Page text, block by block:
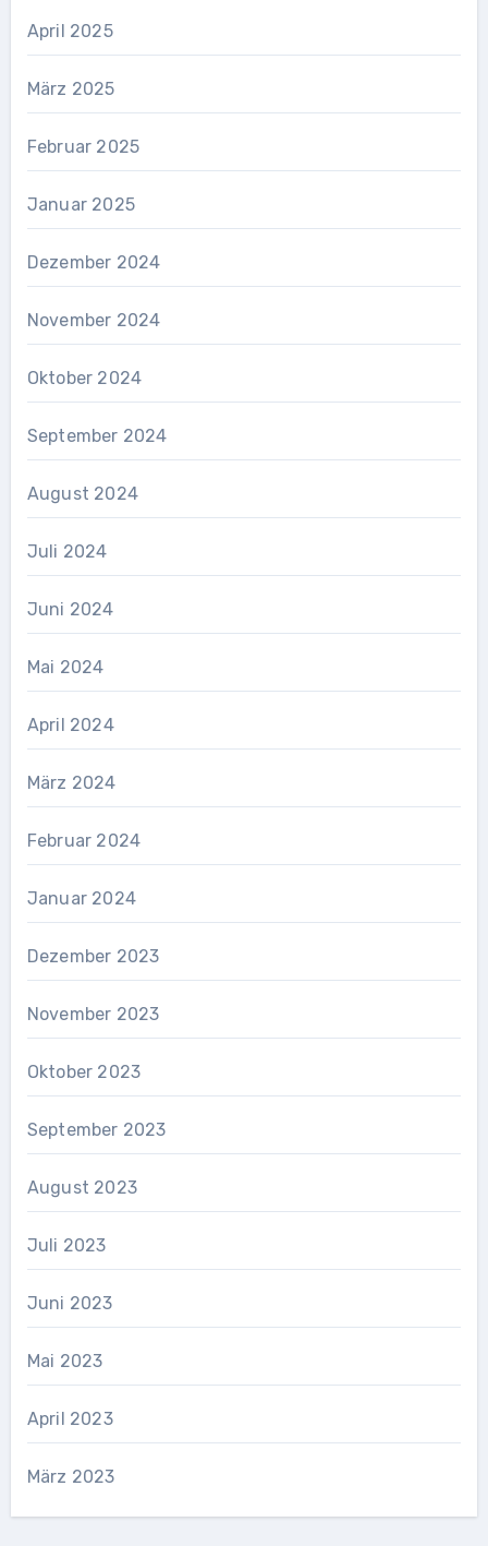
April 2025
März 2025
Februar 2025
Januar 2025
Dezember 2024
November 2024
Oktober 2024
September 2024
August 2024
Juli 2024
Juni 2024
Mai 2024
April 2024
März 2024
Februar 2024
Januar 2024
Dezember 2023
November 2023
Oktober 2023
September 2023
August 2023
Juli 2023
Juni 2023
Mai 2023
April 2023
März 2023